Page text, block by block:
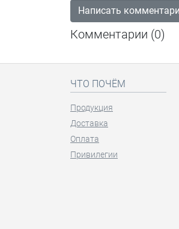
Написать
Комментарии (0)
ЧТО ПОЧЁМ
Продукция
Доставка
Оплата
Привилегии